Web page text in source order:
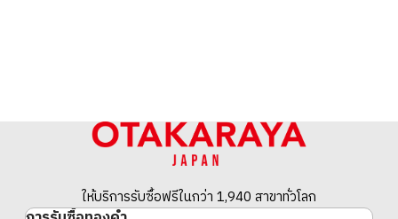
ให้บริการรับซื้อฟรีในกว่า 1,940 สาขาทั่วโลก